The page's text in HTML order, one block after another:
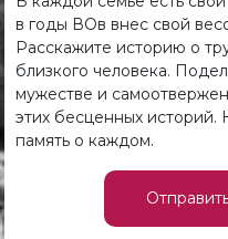
в годы ВОв внес свой
Расскажите историю о
близкого человека.
мужестве и
этих бесценных
память о каждом.